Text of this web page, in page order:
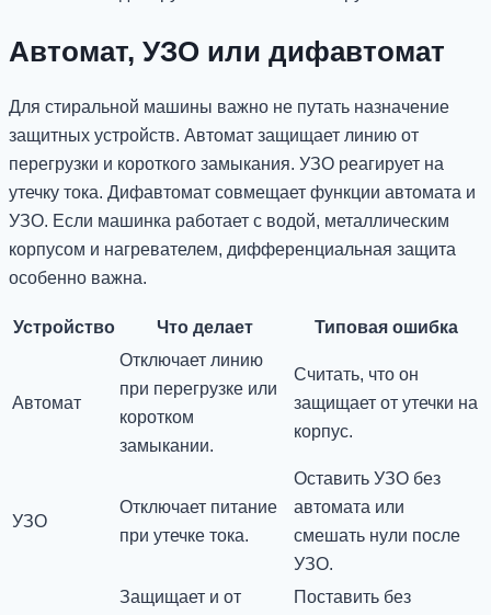
Автомат, УЗО или дифавтомат
Для стиральной машины важно не путать назначение
защитных устройств. Автомат защищает линию от
перегрузки и короткого замыкания. УЗО реагирует на
утечку тока. Дифавтомат совмещает функции автомата и
УЗО. Если машинка работает с водой, металлическим
корпусом и нагревателем, дифференциальная защита
особенно важна.
Устройство Что делает Типовая ошибка
Автомат
Отключает линию
при перегрузке или
коротком
замыкании.
Считать, что он
защищает от утечки на
корпус.
УЗО
Отключает питание
при утечке тока.
Оставить УЗО без
автомата или
смешать нули после
УЗО.
Защищает и от
Поставить без